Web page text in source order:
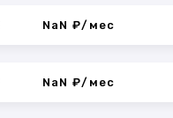
NaN ₽/мес
NaN ₽/мес